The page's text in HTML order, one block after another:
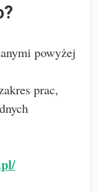
powyżej
prac,